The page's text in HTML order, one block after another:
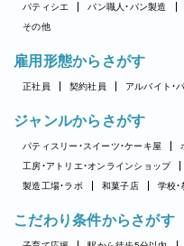
パティシエ パン職人・パン製造
その他
雇用形態からさがす
正社員 契約社員 アルバイト・
ジャンルからさがす
パティスリー・スイーツ・ケーキ屋
工房・アトリエ・オンラインショップ
製造工場・ラボ
和菓子店 学校
こだわり条件からさがす